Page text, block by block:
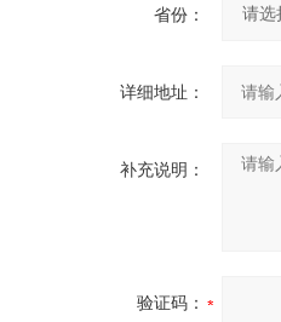
省份：
详细地址：
补充说明：
验证码：